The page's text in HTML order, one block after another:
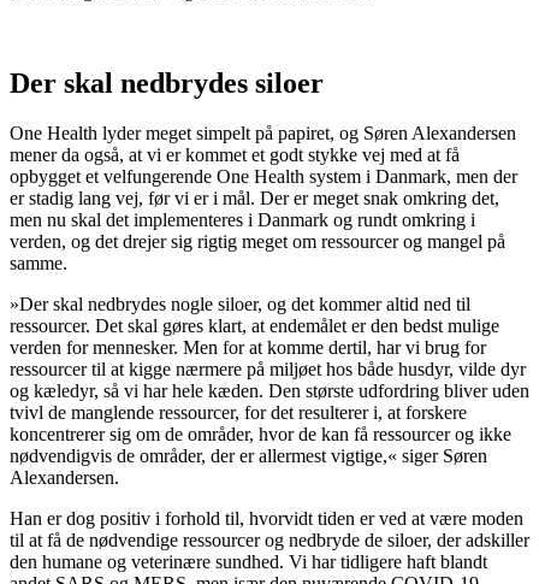
Der skal nedbrydes siloer
One Health lyder meget simpelt på papiret, og Søren Alexandersen
mener da også, at vi er kommet et godt stykke vej med at få
opbygget et velfungerende One Health system i Danmark, men der
er stadig lang vej, før vi er i mål. Der er meget snak omkring det,
men nu skal det implementeres i Danmark og rundt omkring i
verden, og det drejer sig rigtig meget om ressourcer og mangel på
samme.
»Der skal nedbrydes nogle siloer, og det kommer altid ned til
ressourcer. Det skal gøres klart, at endemålet er den bedst mulige
verden for mennesker. Men for at komme dertil, har vi brug for
ressourcer til at kigge nærmere på miljøet hos både husdyr, vilde dyr
og kæledyr, så vi har hele kæden. Den største udfordring bliver uden
tvivl de manglende ressourcer, for det resulterer i, at forskere
koncentrerer sig om de områder, hvor de kan få ressourcer og ikke
nødvendigvis de områder, der er allermest vigtige,« siger Søren
Alexandersen.
Han er dog positiv i forhold til, hvorvidt tiden er ved at være moden
til at få de nødvendige ressourcer og nedbryde de siloer, der adskiller
den humane og veterinære sundhed. Vi har tidligere haft blandt